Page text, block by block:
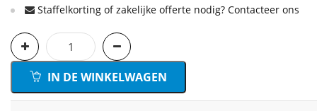
Staffelkorting of zakelijke offerte nodig? Contacteer ons
IN DE WINKELWAGEN